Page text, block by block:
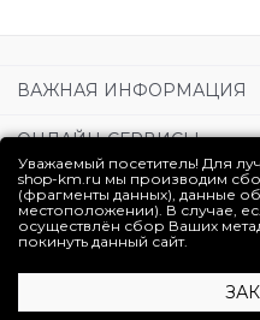
ВАЖНАЯ ИНФОРМАЦИЯ
ОНЛАЙН-СЕРВИСЫ
УСЛУГИ
ЛИЧНЫЙ КАБИНЕТ
Уважаемый посетитель! Для
shop-km.ru мы производим
(фрагменты данных), данные
местоположении). В случае,
осуществлён сбор Ваших
покинуть данный сайт.